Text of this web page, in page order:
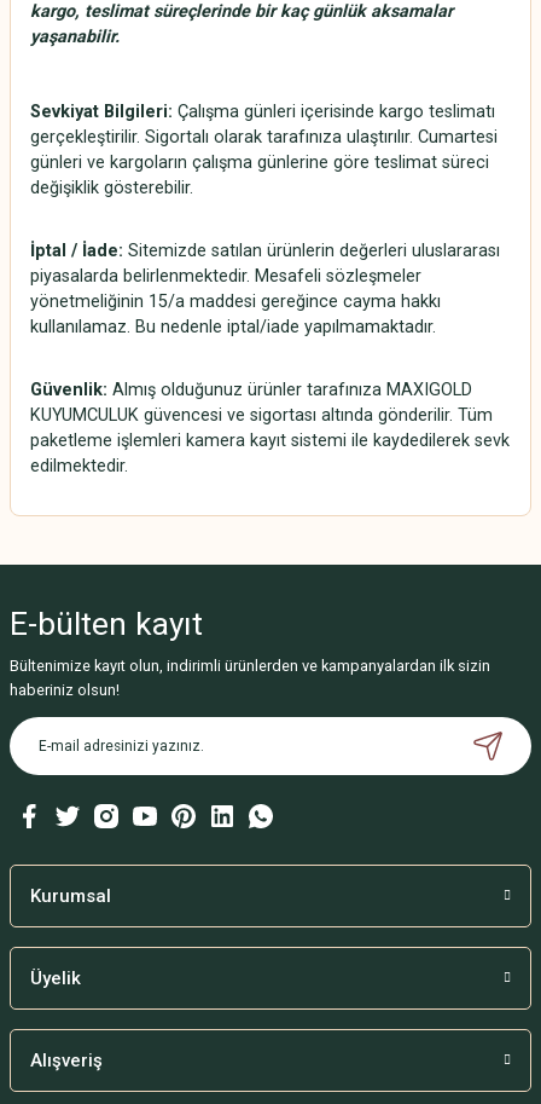
kargo, teslimat süreçlerinde bir kaç günlük aksamalar
yaşanabilir.
Sevkiyat Bilgileri: Çalışma günleri içerisinde kargo teslimatı
gerçekleştirilir. Sigortalı olarak tarafınıza ulaştırılır. Cumartesi
günleri ve kargoların çalışma günlerine göre teslimat süreci
değişiklik gösterebilir.
İptal / İade: Sitemizde satılan ürünlerin değerleri uluslararası
piyasalarda belirlenmektedir. Mesafeli sözleşmeler
yönetmeliğinin 15/a maddesi gereğince cayma hakkı
kullanılamaz. Bu nedenle iptal/iade yapılmamaktadır.
Güvenlik: Almış olduğunuz ürünler tarafınıza MAXIGOLD
KUYUMCULUK güvencesi ve sigortası altında gönderilir. Tüm
paketleme işlemleri kamera kayıt sistemi ile kaydedilerek sevk
edilmektedir.
E-bülten kayıt
Bültenimize kayıt olun, indirimli ürünlerden ve kampanyalardan ilk sizin
haberiniz olsun!
Kurumsal
Üyelik
Alışveriş